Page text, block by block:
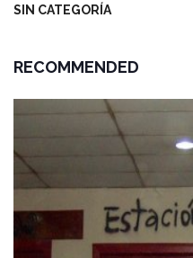
SIN CATEGORÍA
RECOMMENDED